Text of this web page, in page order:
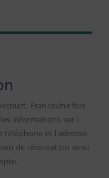
FranceUne fois
informations sur l
téléphone et l adresse,
de réservation ainsi